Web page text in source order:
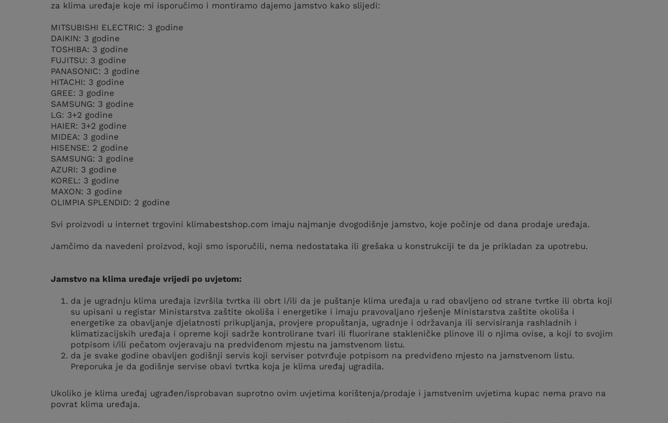
za klima uređaje koje mi isporučimo i montiramo dajemo jamstvo kako slijedi:
MITSUBISHI ELECTRIC: 3 godine
DAIKIN: 3 godine
TOSHIBA: 3 godine
FUJITSU: 3 godine
PANASONIC: 3 godine
HITACHI: 3 godine
GREE: 3 godine
SAMSUNG: 3 godine
LG: 3+2 godine
HAIER: 3+2 godine
MIDEA: 3 godine
HISENSE: 2 godine
SAMSUNG: 3 godine
AZURI: 3 godine
KOREL: 3 godine
MAXON: 3 godine
OLIMPIA SPLENDID: 2 godine
Svi proizvodi u internet trgovini klimabestshop.com imaju najmanje dvogodišnje jamstvo, koje počinje od dana prodaje uređaja.
Jamčimo da navedeni proizvod, koji smo isporučili, nema nedostataka ili grešaka u konstrukciji te da je prikladan za upotrebu.
Jamstvo na klima uređaje vrijedi po uvjetom:
da je ugradnju klima uređaja izvršila tvrtka ili obrt i/ili da je puštanje klima uređaja u rad obavljeno od strane tvrtke ili obrta koji
su upisani u registar Ministarstva zaštite okoliša i energetike i imaju pravovaljano rješenje Ministarstva zaštite okoliša i
energetike za obavljanje djelatnosti prikupljanja, provjere propuštanja, ugradnje i održavanja ili servisiranja rashladnih i
klimatizacijskih uređaja i opreme koji sadrže kontrolirane tvari ili fluorirane stakleničke plinove ili o njima ovise, a koji to svojim
potpisom i/ili pečatom ovjeravaju na predviđenom mjestu na jamstvenom listu.
da je svake godine obavljen godišnji servis koji serviser potvrđuje potpisom na predviđeno mjesto na jamstvenom listu.
Preporuka je da godišnje servise obavi tvrtka koja je klima uređaj ugradila.
Ukoliko je klima uređaj ugrađen/isprobavan suprotno ovim uvjetima korištenja/prodaje i jamstvenim uvjetima kupac nema pravo na
povrat klima uređaja.